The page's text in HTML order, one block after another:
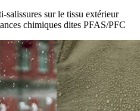
salissures sur le tissu extérieur
chimiques dites PFAS/PFC